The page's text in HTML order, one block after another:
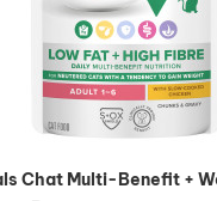
Chat Multi-Benefit +